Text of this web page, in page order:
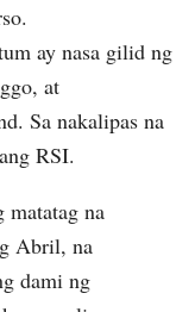
ay nasa gilid ng
at
Sa nakalipas na
RSI.
matatag na
Abril, na
dami ng